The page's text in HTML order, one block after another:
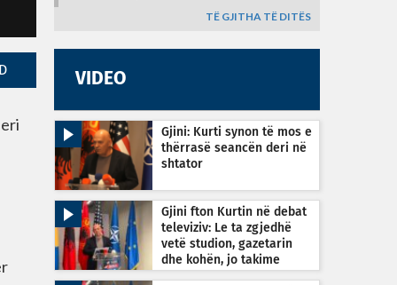
TË GJITHA TË DITËS
VIDEO
Gjini: Kurti synon të mos e
thërrasë seancën deri në
shtator
Gjini fton Kurtin në debat
televiziv: Le ta zgjedhë
vetë studion, gazetarin
dhe kohën, jo takime